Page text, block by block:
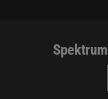
Spektrum